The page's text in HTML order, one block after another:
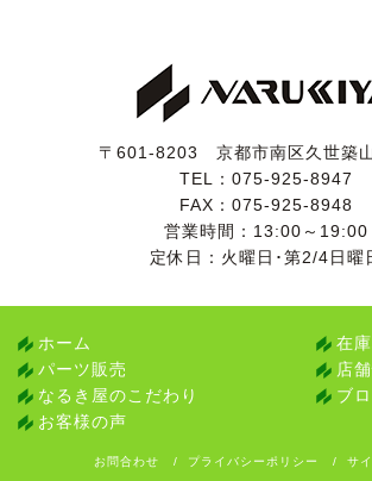
〒601-8203 京都市南区久世築
TEL： 075-925-8947
FAX：075-925-8948
営業時間：13:00～19:00
定休日：火曜日･第2/4日曜
ホーム
在
パーツ販売
店
なるき屋のこだわり
ブ
お客様の声
お問合わせ プライバシーポリシー サ